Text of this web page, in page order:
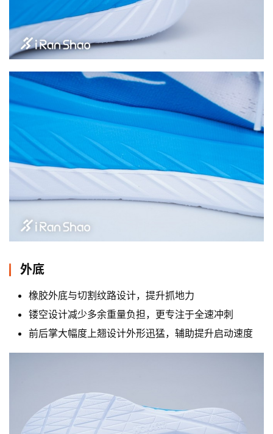
视
用
精
运
动
集
外底
橡胶外底与切割纹路设计，提升抓地力
镂空设计减少多余重量负担，更专注于全速冲刺
前后掌大幅度上翘设计外形迅猛，辅助提升启动速度